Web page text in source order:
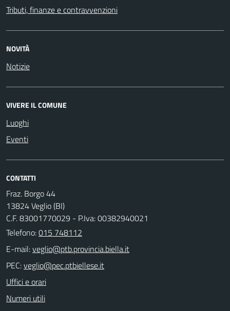
Tributi, finanze e contravvenzioni
NOVITÀ
Notizie
VIVERE IL COMUNE
Luoghi
Eventi
CONTATTI
Fraz. Borgo 44
13824 Veglio (BI)
C.F. 83001770029 - P.Iva: 00382940021
Telefono:015 748112
E-mail:
PEC:
Uffici e orari
Numeri utili